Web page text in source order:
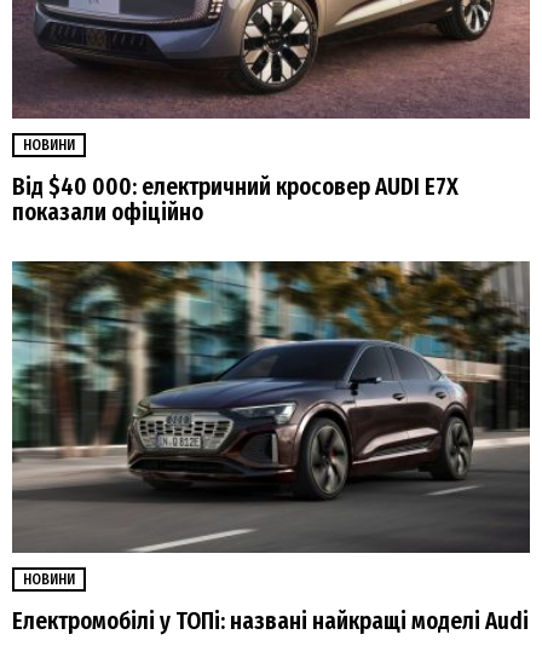
НОВИНИ
Від $40 000: електричний кросовер AUDI E7X
показали офіційно
НОВИНИ
Електромобілі у ТОПі: названі найкращі моделі Audi